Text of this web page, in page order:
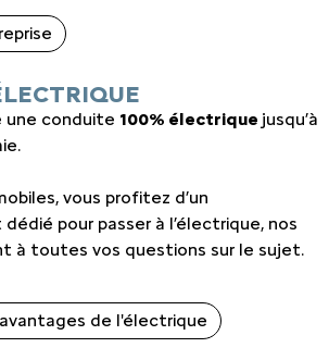
une conduite 100% électrique jusqu’à
vous profitez d’un
pour passer à l’électrique, nos
à toutes vos questions sur le sujet.
de l'électrique